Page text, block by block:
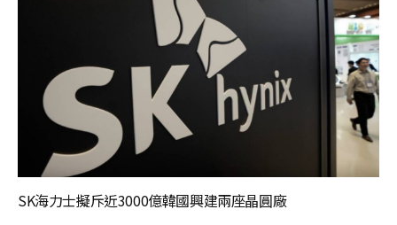
SK海力士擬斥近3000億韓國興建兩座晶圓廠